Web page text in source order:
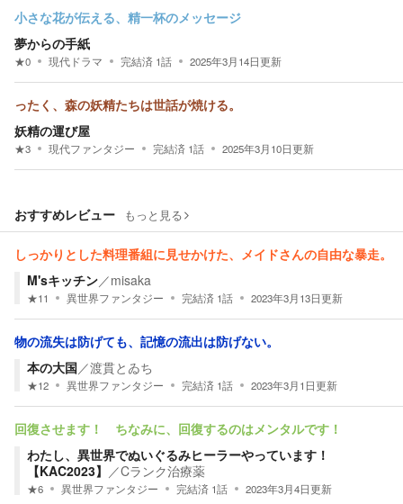
小さな花が伝える、精一杯のメッセージ
夢からの手紙
★0 現代ドラマ 完結済 1話 2025年3月14日更新
ったく、森の妖精たちは世話が焼ける。
妖精の運び屋
★3 現代ファンタジー 完結済 1話 2025年3月10日更新
おすすめレビュー もっと見る
しっかりとした料理番組に見せかけた、メイドさんの自由な暴走。
M'sキッチン／misaka
★11 異世界ファンタジー 完結済 1話 2023年3月13日更新
物の流失は防げても、記憶の流出は防げない。
本の大国／渡貫とゐち
★12 異世界ファンタジー 完結済 1話 2023年3月1日更新
回復させます！ ちなみに、回復するのはメンタルです！
わたし、異世界でぬいぐるみヒーラーやっています！
【KAC2023】 ／Cランク治療薬
★6 異世界ファンタジー 完結済 1話 2023年3月4日更新